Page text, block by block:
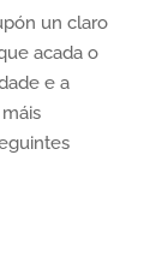
un claro
acada o
e a